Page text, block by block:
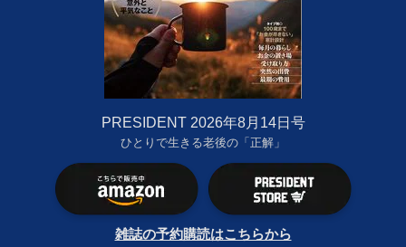
PRESIDENT 2026年8月14日号
ひとりで生きる老後の「正解」
雑誌の予約購読はこちらから